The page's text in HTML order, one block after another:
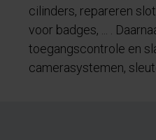
cilinders, repareren
voor badges, ... .
toegangscontrole en
camerasystemen,